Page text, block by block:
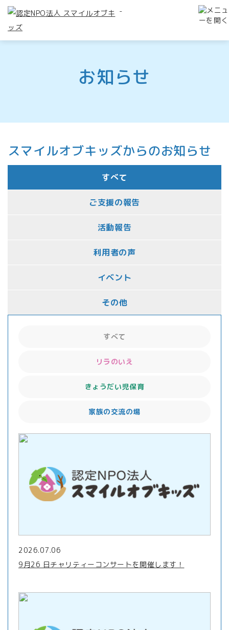
-
お知らせ
スマイルオブキッズからのお知らせ
すべて
ご支援の報告
活動報告
利用者の声
イベント
その他
すべて
リラのいえ
きょうだい児保育
家族の交流の場
2026.07.06
9月26 日チャリティーコンサートを開催します！